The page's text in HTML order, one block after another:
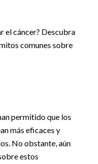
el cáncer? Descubra
comunes sobre
permitido que los
más eficaces y
No obstante, aún
estos